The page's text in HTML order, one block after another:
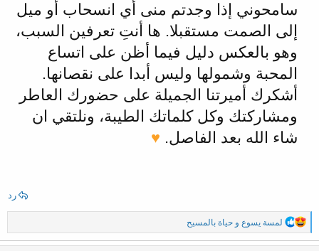
سامحوني إذا وجدتم منى أي انسحاب أو ميل
إلى الصمت مستقبلا. ها أنتِ تعرفين السبب،
وهو بالعكس دليل فيما أظن على اتساع
المحبة وشمولها وليس أبدا على نقصانها.
أشكرك أميرتنا الجميلة على حضورك العاطر
ومشاركتك وكل كلماتك الطيبة، ونلتقي ان
شاء الله بعد الفاصل. ♥
رد
ا
ل
ت
لمسة يسوع و حياة بالمسيح